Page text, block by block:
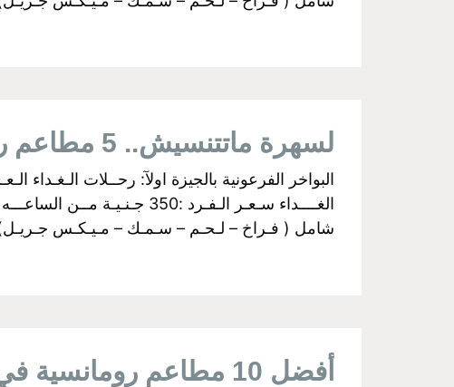
لسهرة ماتتنسيش.. 5 مطاعم رومانسية في القاهرة
شامل ( فـراخ – لـحـم – سـمـك – مـيـكـس جـريـل)
أفضل 10 مطاعم رومانسية في القاهرة